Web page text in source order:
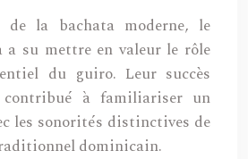
de la bachata moderne, le
a su mettre en valeur le rôle
du guiro. Leur succès
à familiariser un
les sonorités distinctives de
dominicain.